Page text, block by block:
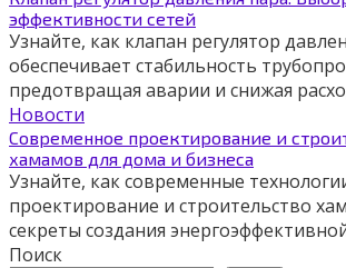
эффективности сетей
Узнайте, как клапан регулятор
обеспечивает стабильность
предотвращая аварии и снижая
Новости
Современное проектирование и
хамамов для дома и бизнеса
Узнайте, как современные
проектирование и строительство
секреты создания
Поиск